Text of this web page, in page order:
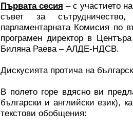
Първата сесия – с участието
съвет за
парламентарната Комисия по
програмен директор в
Биляна Раева – АЛДЕ-НДСВ.
Дискусията протича на
В полето горе вдясно ви
български и английски език),
текстови обобщения: